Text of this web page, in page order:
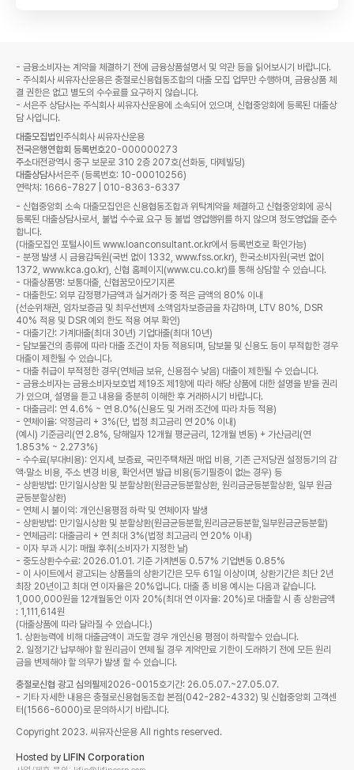
- 금융소비자는 계약을 체결하기 전에 금융상품설명서 및 약관 등을 읽어보시기 바랍니다.
- 주식회사 씨유자산운용은 충절로신용협동조합의 대출 모집 업무만 수행하며, 금융상품 체
결 권한은 없고 별도의 수수료를 요구하지 않습니다.
- 서은주 상담사는 주식회사 씨유자산운용에 소속되어 있으며, 신협중앙회에 등록된 대출상
담 사입니다.
대출모집법인주식회사 씨유자산운용
전국은행연합회 등록번호20-000000273
주소대전광역시 중구 보문로 310 2층 207호(선화동, 대제빌딩)
대출상담사서은주 (등록번호: 10-00010256)
연락처: 1666-7827 | 010-8363-6337
- 신협중앙회 소속 대출모집인은 신용협동조합과 위탁계약을 체결하고 신협중앙회에 공식
등록된 대출상담사로서, 불법 수수료 요구 등 불법 영업행위를 하지 않으며 정도영업을 준수
합니다.
(대출모집인 포털사이트 www.loanconsultant.or.kr에서 등록번호로 확인가능)
- 분쟁 발생 시 금융감독원(국번 없이 1332, www.fss.or.kr), 한국소비자원(국번 없이
1372, www.kca.go.kr), 신협 홈페이지(www.cu.co.kr)를 통해 상담할 수 있습니다.
- 대출상품명: 보통대출, 신협꿈모아모기지론
- 대출한도: 외부 감정평가금액과 실거래가 중 적은 금액의 80% 이내
(선순위채권, 임차보증금 및 최우선변제 소액임차보증금을 차감하며, LTV 80%, DSR
40% 적용 및 DSR 예외 한도 적용 여부 확인)
- 대출기간: 가계대출(최대 30년) 기업대출(최대 10년)
- 담보물건의 종류에 따라 대출 조건이 차등 적용되며, 담보물 및 신용도 등이 부적합한 경우
대출이 제한될 수 있습니다.
- 대출 취급이 부적정한 경우(연체금 보유, 신용점수 낮음) 대출이 제한될 수 있습니다.
- 금융소비자는 금융소비자보호법 제19조 제1항에 따라 해당 상품에 대한 설명을 받을 권리
가 있으며, 설명을 듣고 내용을 충분히 이해한 후 거래하시기 바랍니다.
- 대출금리: 연 4.6% ~ 연 8.0%(신용도 및 거래 조건에 따라 차등 적용)
- 연체이율: 약정금리 + 3%(단, 법정 최고금리 연 20% 이내)
(예시) 기준금리(연 2.8%, 당해일자 12개월 평균금리, 12개월 변동) + 가산금리(연
1.853% ~ 2.273%)
- 수수료(부대비용): 인지세, 보증료, 국민주택채권 매입 비용, 기존 근저당권 설정등기의 감
액·말소 비용, 주소 변경 비용, 확인서면 발급 비용(등기필증이 없는 경우) 등
- 상환방법: 만기일시상환 및 분할상환(원금균등분할상환, 원리금균등분할상환, 일부 원금
균등분할상환)
- 연체 시 불이익: 개인신용평점 하락 및 연체이자 발생
- 상환방법: 만기일시상환 및 분할상환(원금균등분할,원리금균등분할,일부원금균등분할)
- 연체금리: 대출금리 + 연 최대 3%(법정 최고금리 연 20% 이내)
- 이자 부과 시기: 매월 후취(소비자가 지정한 날)
- 중도상환수수료: 2026.01.01. 기준 가계변동 0.57% 기업변동 0.85%
- 이 사이트에서 광고되는 상품들의 상환기간은 모두 61일 이상이며, 상환기간은 최단 2년
최장 20년이고 최대 연 이자율은 20%입니다. 대출 총 비용 예시는 다음과 같습니다.
1,000,000원을 12개월동안 이자 20%(최대 연 이자율: 20%)로 대출할 시 총 상환금액
: 1,111,614원
(대출상품에 따라 달라질 수 있습니다.)
1. 상환능력에 비해 대출금액이 과도할 경우 개인신용 평점이 하락할수 있습니다.
2. 일정기간 납부해야 할 원리금이 연체 될 경우 계약만료 기한이 도래하기 전에 모든 원리
금을 변제해야 할 의무가 발생 할 수 있습니다.
충절로신협 광고 심의필제2026-0015호기간: 26.05.07.~27.05.07.
- 기타 자세한 내용은 충절로신용협동조합 본점(042-282-4332) 및 신협중앙회 고객센
터(1566-6000)로 문의하시기 바랍니다.
Copyright 2023. 씨유자산운용 All rights reserved.
Hosted by LIFIN Corporation